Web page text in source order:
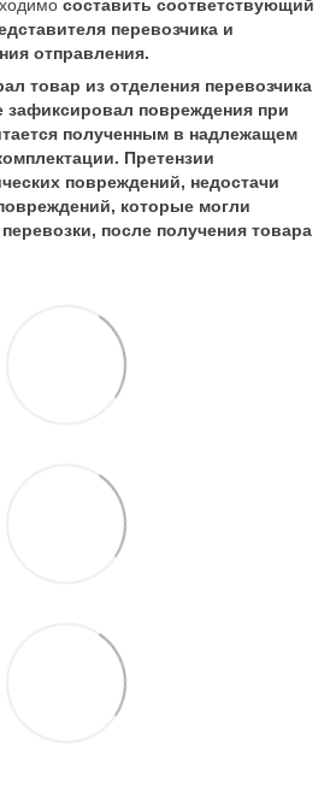
составить соответствующий
перевозчика и
отправления.
товар из отделения перевозчика
зафиксировал повреждения при
полученным в надлежащем
Претензии
повреждений, недостачи
которые могли
после получения товара